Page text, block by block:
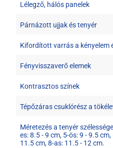
Lélegző, hálós panelek
Párnázott ujjak és tenyér
Kifordított varrás a kényelem
Fényvisszaverő elemek
Kontrasztos színek
Tépőzáras csuklórész a
Méretezés a tenyér
es: 8.5 - 9 cm, 5-ös: 9 - 9.5
11.5 cm, 8-as: 11.5 - 12 cm.